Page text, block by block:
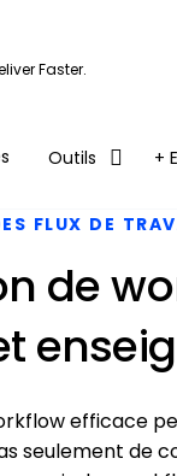
Faster.
Outils +
FLUX DE
de
efficace
seulement de